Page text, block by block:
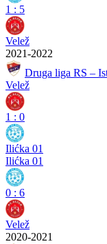
1 : 5
Velež
2021-2022
Druga liga RS –
Velež
1 : 0
Ilićka 01
Ilićka 01
0 : 6
Velež
2020-2021